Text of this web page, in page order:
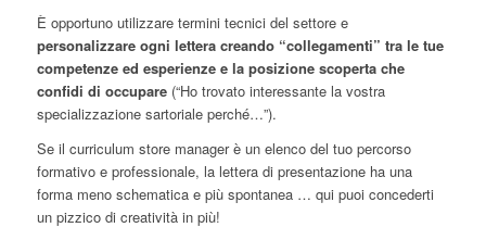
È opportuno utilizzare termini tecnici del settore e
personalizzare ogni lettera creando “collegamenti” tra le tue
competenze ed esperienze e la posizione scoperta che
confidi di occupare(“Ho trovato interessante la vostra
specializzazione sartoriale perché…”).
Se il curriculum store manager è un elenco del tuo percorso
formativo e professionale, la lettera di presentazione ha una
forma meno schematica e più spontanea … qui puoi concederti
un pizzico di creatività in più!